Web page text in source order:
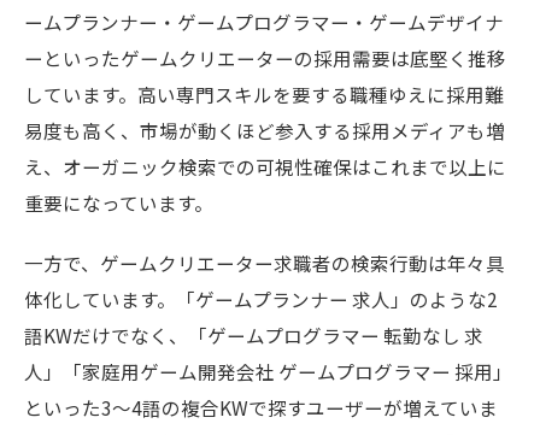
ームプランナー・ゲームプログラマー・ゲームデザイナ
ーといったゲームクリエーターの採用需要は底堅く推移
しています。高い専門スキルを要する職種ゆえに採用難
易度も高く、市場が動くほど参入する採用メディアも増
え、オーガニック検索での可視性確保はこれまで以上に
重要になっています。
一方で、ゲームクリエーター求職者の検索行動は年々具
体化しています。「ゲームプランナー 求人」のような2
語KWだけでなく、「ゲームプログラマー 転勤なし 求
人」「家庭用ゲーム開発会社 ゲームプログラマー 採用」
といった3〜4語の複合KWで探すユーザーが増えていま